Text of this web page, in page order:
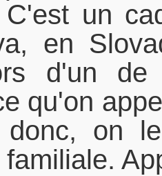
C'est un
en
d'un de
qu'on
on